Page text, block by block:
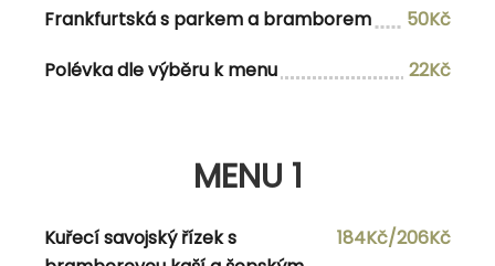
oblohou a přírodní šťávou, tatarská
Frankfurtská s parkem a bramborem
50Kč
Polévka dle výběru k menu
22Kč
MENU 1
Kuřecí savojský řízek s
184Kč/206Kč